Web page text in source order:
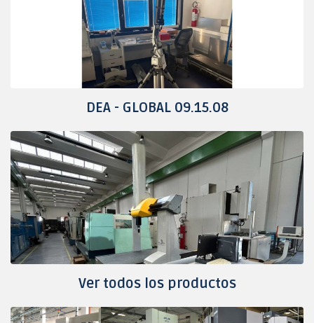
DEA - GLOBAL 09.15.08
Ver todos los productos